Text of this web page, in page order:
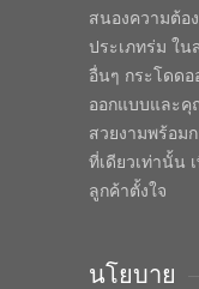
สนองความต้อ
ประเภทร่ม ใน
อื่นๆ กระโดดอ
ออกแบบและคุ
สวยงามพร้อม
ที่เดียวเท่านั้น
ลูกค้าตั้งใจ
นโยบาย